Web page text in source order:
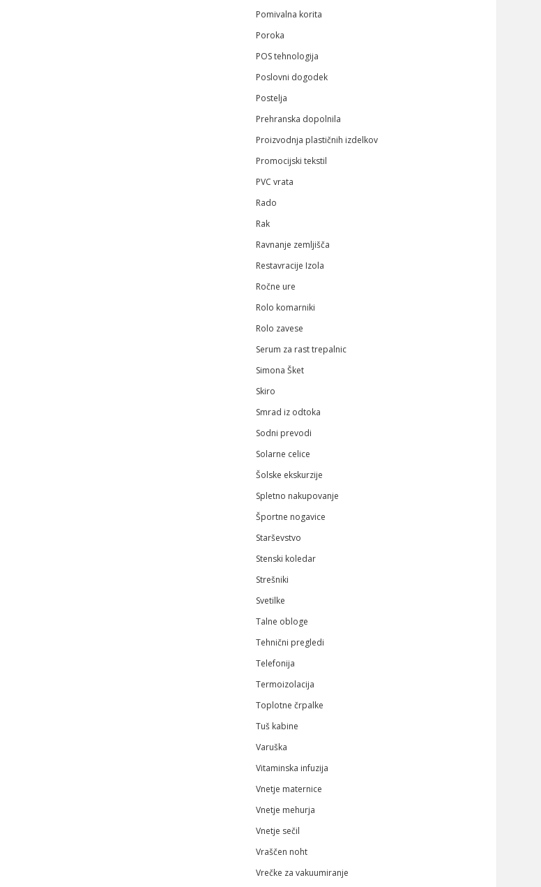
Pomivalna korita
Poroka
POS tehnologija
Poslovni dogodek
Postelja
Prehranska dopolnila
Proizvodnja plastičnih izdelkov
Promocijski tekstil
PVC vrata
Rado
Rak
Ravnanje zemljišča
Restavracije Izola
Ročne ure
Rolo komarniki
Rolo zavese
Serum za rast trepalnic
Simona Šket
Skiro
Smrad iz odtoka
Sodni prevodi
Solarne celice
Šolske ekskurzije
Spletno nakupovanje
Športne nogavice
Starševstvo
Stenski koledar
Strešniki
Svetilke
Talne obloge
Tehnični pregledi
Telefonija
Termoizolacija
Toplotne črpalke
Tuš kabine
Varuška
Vitaminska infuzija
Vnetje maternice
Vnetje mehurja
Vnetje sečil
Vraščen noht
Vrečke za vakuumiranje